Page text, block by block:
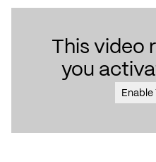
This video
you
Enable